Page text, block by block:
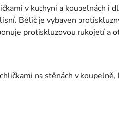
v kuchyni a koupelnách i
Bělič je vybaven
protiskluzovou rukojetí a
na stěnách v